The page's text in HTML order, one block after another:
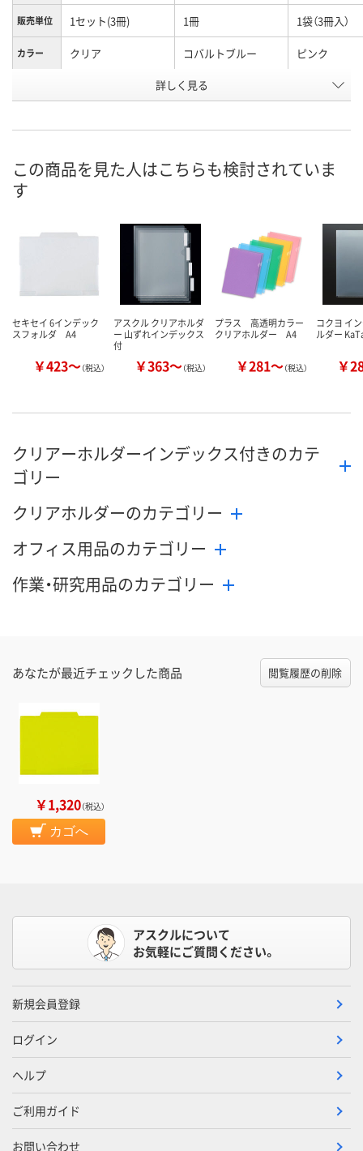
販売単位 1セット(3冊) 1冊 1袋（3冊入）
カラー クリア コバルトブルー ピンク
1670334 9831754
8月27日（木）まで
カゴへ カゴへ カ
詳しく見る
この商品を見た人はこちらも検討されていま
す
セキセイ 6インデック
スフォルダ A4
￥423～（税込）
アスクル クリアホルダ
ー 山ずれインデックス
付
￥363～（税込）
プラス 高透明カラー
クリアホルダー A4
￥281～（税込）
コクヨ イ
ルダー
￥
クリアーホルダーインデックス付きのカテ
ゴリー
クリアホルダーのカテゴリー
オフィス用品のカテゴリー
作業・研究用品のカテゴリー
あなたが最近チェックした商品 閲覧履歴の削除
￥1,320（税込）
カゴへ
アスクルについて
お気軽にご質問ください。
新規会員登録
ログイン
ヘルプ
ご利用ガイド
お問い合わせ